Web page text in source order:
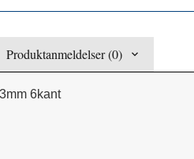
Produktanmeldelser (0)
6kant